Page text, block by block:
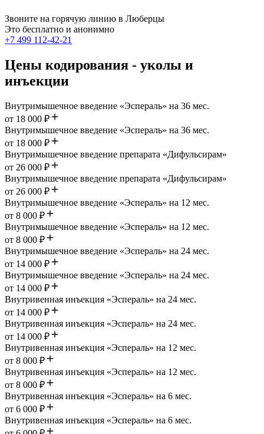
Звоните на горячую линию в Люберцы
Это бесплатно и анонимно
+7 499 112-42-21
Цены кодирования - уколы и
инъекции
Внутримышечное введение «Эспераль» на 36 мес.
от 18 000 ₽
Внутримышечное введение «Эспераль» на 36 мес.
от 18 000 ₽
Внутримышечное введение препарата «Дифульсирам»
от 26 000 ₽
Внутримышечное введение препарата «Дифульсирам»
от 26 000 ₽
Внутримышечное введение «Эспераль» на 12 мес.
от 8 000 ₽
Внутримышечное введение «Эспераль» на 12 мес.
от 8 000 ₽
Внутримышечное введение «Эспераль» на 24 мес.
от 14 000 ₽
Внутримышечное введение «Эспераль» на 24 мес.
от 14 000 ₽
Внутривенная инъекция «Эспераль» на 24 мес.
от 14 000 ₽
Внутривенная инъекция «Эспераль» на 24 мес.
от 14 000 ₽
Внутривенная инъекция «Эспераль» на 12 мес.
от 8 000 ₽
Внутривенная инъекция «Эспераль» на 12 мес.
от 8 000 ₽
Внутривенная инъекция «Эспераль» на 6 мес.
от 6 000 ₽
Внутривенная инъекция «Эспераль» на 6 мес.